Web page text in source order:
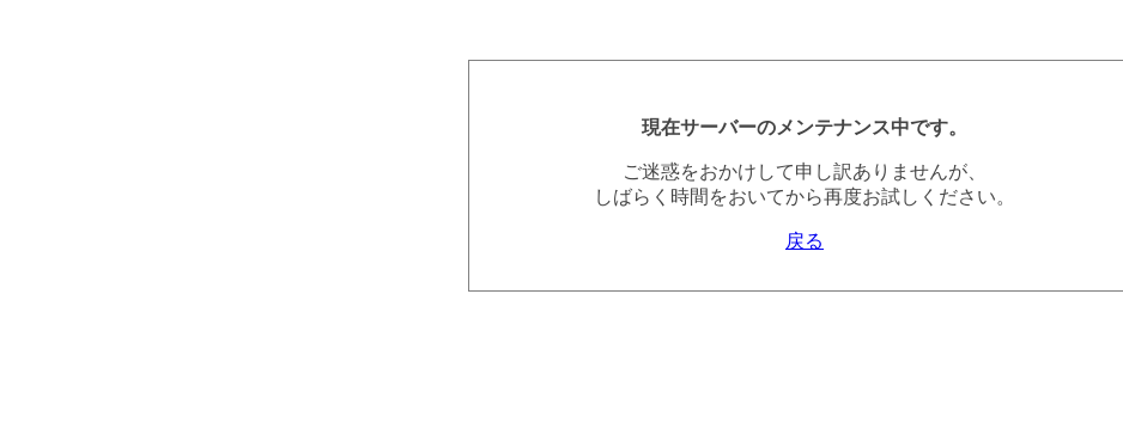
現在サーバーのメンテナンス中です。
ご迷惑をおかけして申し訳ありませんが、
しばらく時間をおいてから再度お試しください。
戻る